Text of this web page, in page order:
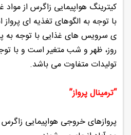
کیترینگ هواپیمایی زاگرس از مواد
با توجه به الگوهای تغذیه ای پرواز
ی سرویس های غذایی با توجه به
روز، ظهر و شب متغیر است و با
تولیدات متفاوت می باشد.
“ترمینال پرواز”